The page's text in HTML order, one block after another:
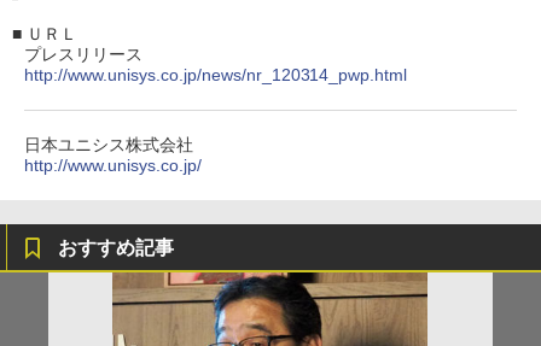
■ ＵＲＬ
プレスリリース
http://www.unisys.co.jp/news/nr_120314_pwp.html
日本ユニシス株式会社
http://www.unisys.co.jp/
おすすめ記事